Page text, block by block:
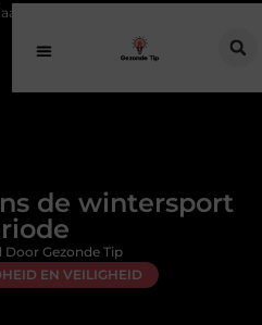
gezonde avond routine voor een
de wintersport
EN VEILIGHEID
Door Gezonde Tip